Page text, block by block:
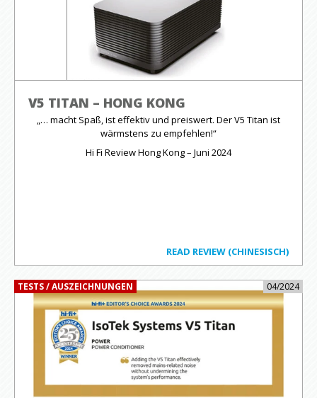
V5 TITAN – HONG KONG
„… macht Spaß, ist effektiv und preiswert. Der V5 Titan ist
wärmstens zu empfehlen!“
Hi Fi Review Hong Kong – Juni 2024
READ REVIEW (CHINESISCH)
TESTS / AUSZEICHNUNGEN 04/2024